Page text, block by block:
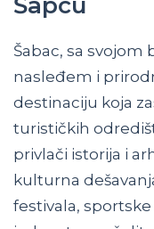
Šabac, sa
nasleđem i
destinaciju koja
turističkih
privlači istorija i
kulturna
festivala, sportske